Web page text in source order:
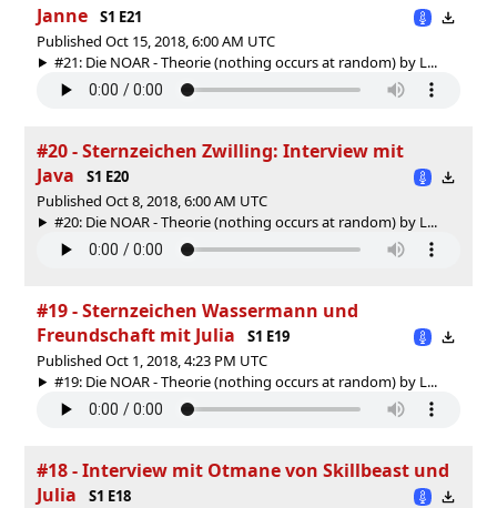
Janne
S1 E21
Published Oct 15, 2018, 6:00 AM UTC
#21: Die NOAR - Theorie (nothing occurs at random) by L...
#20 - Sternzeichen Zwilling: Interview mit
Java
S1 E20
Published Oct 8, 2018, 6:00 AM UTC
#20: Die NOAR - Theorie (nothing occurs at random) by L...
#19 - Sternzeichen Wassermann und
Freundschaft mit Julia
S1 E19
Published Oct 1, 2018, 4:23 PM UTC
#19: Die NOAR - Theorie (nothing occurs at random) by L...
#18 - Interview mit Otmane von Skillbeast und
Julia
S1 E18